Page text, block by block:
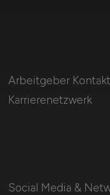
Social Media &
Arbeitgeber Kontakt
Karrierenetzwerk